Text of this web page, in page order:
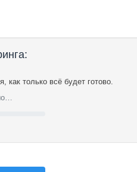
как только всё будет готово.